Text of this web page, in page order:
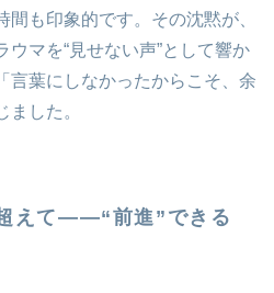
も印象的です。その沈黙が、
マを“見せない声”として響か
言葉にしなかったからこそ、余
した。
えて——“前進”できる